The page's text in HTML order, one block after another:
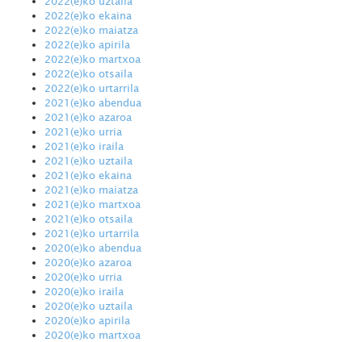
2022(e)ko ekaina
2022(e)ko maiatza
2022(e)ko apirila
2022(e)ko martxoa
2022(e)ko otsaila
2022(e)ko urtarrila
2021(e)ko abendua
2021(e)ko azaroa
2021(e)ko urria
2021(e)ko iraila
2021(e)ko uztaila
2021(e)ko ekaina
2021(e)ko maiatza
2021(e)ko martxoa
2021(e)ko otsaila
2021(e)ko urtarrila
2020(e)ko abendua
2020(e)ko azaroa
2020(e)ko urria
2020(e)ko iraila
2020(e)ko uztaila
2020(e)ko apirila
2020(e)ko martxoa